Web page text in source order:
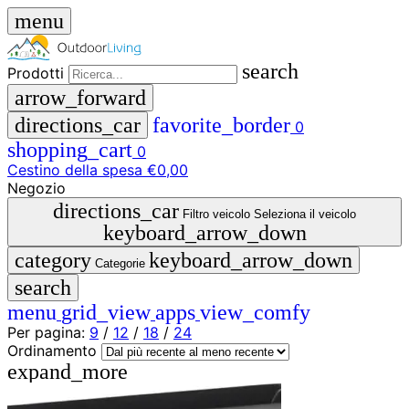
menu
Prodotti
search
arrow_forward
directions_car favorite_border 0
shopping_cart 0
Cestino della spesa €0,00
close
menu
Menu
storefront
Negozio
🇩🇪
DE
🇮🇹
IT
Prodotti
search
Negozio
directions_car Filtro veicolo Seleziona il veicolo
keyboard_arrow_down
category Categorie keyboard_arrow_down
search
menu grid_viewappsview_comfy
Per pagina: 9 / 12 / 18 / 24
Ordinamento
expand_more